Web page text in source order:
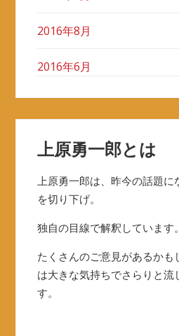
2016年8月
2016年6月
上原勇一郎とは
上原勇一郎は、昨今の話題に
を切り下げ。
独自の目線で解釈しています。
たくさんのご意見があるかも
は大きな気持ちでさらりと流
す。